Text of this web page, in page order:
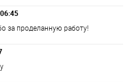
за проделанную работу!